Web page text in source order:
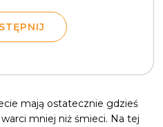
mają ostatecznie gdzieś
mniej niż śmieci. Na tej